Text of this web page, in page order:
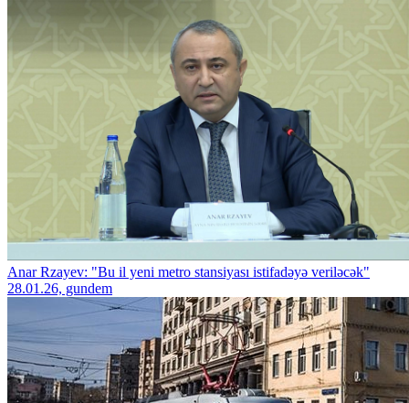
Anar Rzayev: "Bu il yeni metro stansiyası istifadəyə veriləcək"
28.01.26, gundem